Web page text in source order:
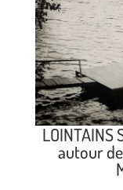
LOINTAINS
autour